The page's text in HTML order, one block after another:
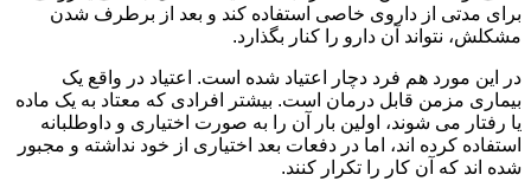
برای مدتی از داروی خاصی استفاده کند و بعد از برطرف شدن
مشکلش، نتواند آن دارو را کنار بگذارد.
در این مورد هم فرد دچار اعتیاد شده است. اعتیاد در واقع یک
بیماری مزمن قابل درمان است. بیشتر افرادی که معتاد به یک ماده
یا رفتار می شوند، اولین بار آن را به صورت اختیاری و داوطلبانه
استفاده کرده اند، اما در دفعات بعد اختیاری از خود نداشته و مجبور
شده اند که آن کار را تکرار کنند.